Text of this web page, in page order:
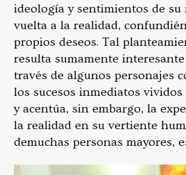
ideología y sentimientos de su
vuelta a la realidad,
propios deseos. Tal
resulta sumamente
través de algunos personajes
los sucesos inmediatos
y acentúa, sin embargo, la
la realidad en su vertiente
demuchas personas mayores,